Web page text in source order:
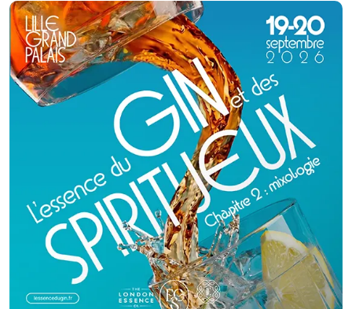
nous vous enverrons. - Une qualité de produits irréprochables (consulter
les centaines d’avis de nos clients sur Magnolia Traiteur) - Les achats de
matières premières de base mutualisées pour des coûts optimisés sur
nos devis - Des frais de publicité partagés pour descendre nos charges
fixes et vous proposer les meilleurs tarifs. - Une offre plus large avec un
seul interlocuteur « Magnolia Traiteur» - Des devis complet avec grâce à
nos partenaires « complémentaires » et spécialistes de l’événementiel,
avec toutes les options en complément que vous désirerez comme : Un
lieu, du matériel de location, de la sonorisation, du personnel de service,
un DJ, un photobooth, une location de verre, des jeux de lumières, etc… - Et
pour finir et surtout grâce à tout cela, vous l’aurez compris …des tarifs
attractifs pour la réalisation de votre événement !!! Magnolia Traiteur c’est
la réalisation de plus de 300 événements chaque année ! Nous vous
invitons à consulter notre site Magnolia Traiteur ou à nous téléphoner
directement pour vous rendre compte de notre efficacité et des choix
multiples que nous vous proposons ! QUELQUES EXEMPLES de ce que nous
pouvons vous apporter : Un buffet traditionnel avec quelques plateaux de
sushis, et un photobooth sur le même devis c’est possible Un repas assis
à table avec tout le personnel pour un service impeccable et du matériel
pour passer une vidéo sur le même devis c’est possible ! Pour un
événement communautaire, avec un buffet antillais pour 90 personnes et
avec en complément une proposition traiteur français pour 50 personnes
sur le même devis, c’est possible ! Un cocktail pour un anniversaire à petit
prix, avec un DJ et toutes les lumières sur le même devis c’est possible !
Une péniche à petit prix pour recevoir vos invités autour d’un cocktail
correspondant exactement à vos attentes sur le même devis c’est